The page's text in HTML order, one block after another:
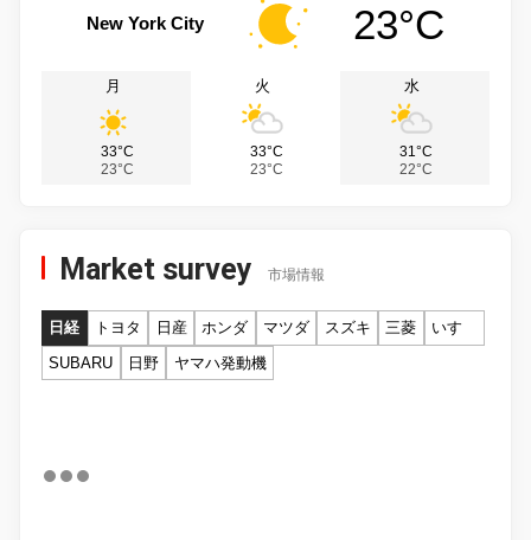
New York City 23°C
月
33°C
23°C
火
33°C
23°C
水
31°C
22°C
Market survey 市場情報
日経 トヨタ 日産 ホンダ マツダ スズキ 三菱
いすゞ
SUBARU
日野 ヤマハ発動機